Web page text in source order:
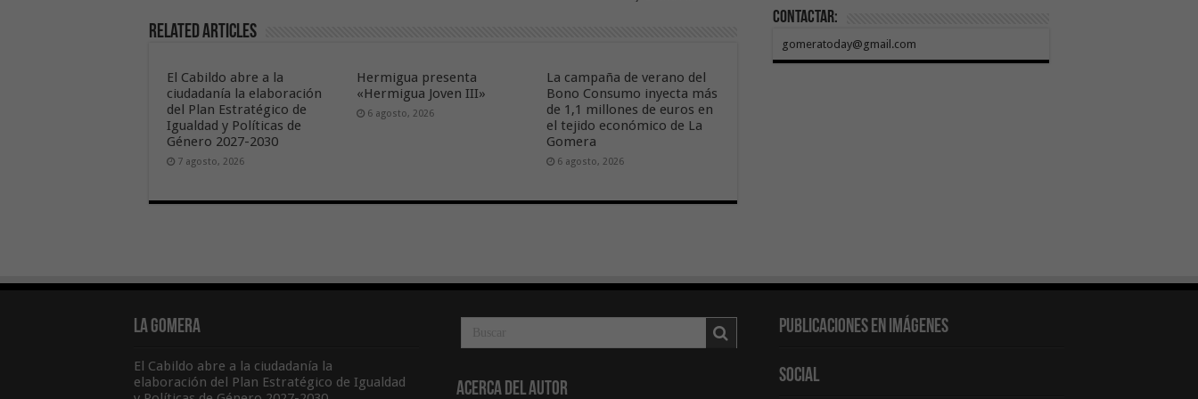
Related Articles
El Cabildo abre a la
ciudadanía la elaboración
del Plan Estratégico de
Igualdad y Políticas de
Género 2027-2030
7 agosto, 2026
Hermigua presenta
«Hermigua Joven III»
6 agosto, 2026
La campaña de verano del
Bono Consumo inyecta más
de 1,1 millones de euros en
el tejido económico de La
Gomera
6 agosto, 2026
Contactar:
gomeratoday@gmail.com
La Gomera
El Cabildo abre a la ciudadanía la
elaboración del Plan Estratégico de Igualdad
Acerca del Autor
Publicaciones en Imágenes
Social